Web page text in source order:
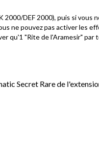
DEF 2000), puis si vous
ne pouvez pas activer les
qu'1 "Rite de l'Aramesir" par
Secret Rare de